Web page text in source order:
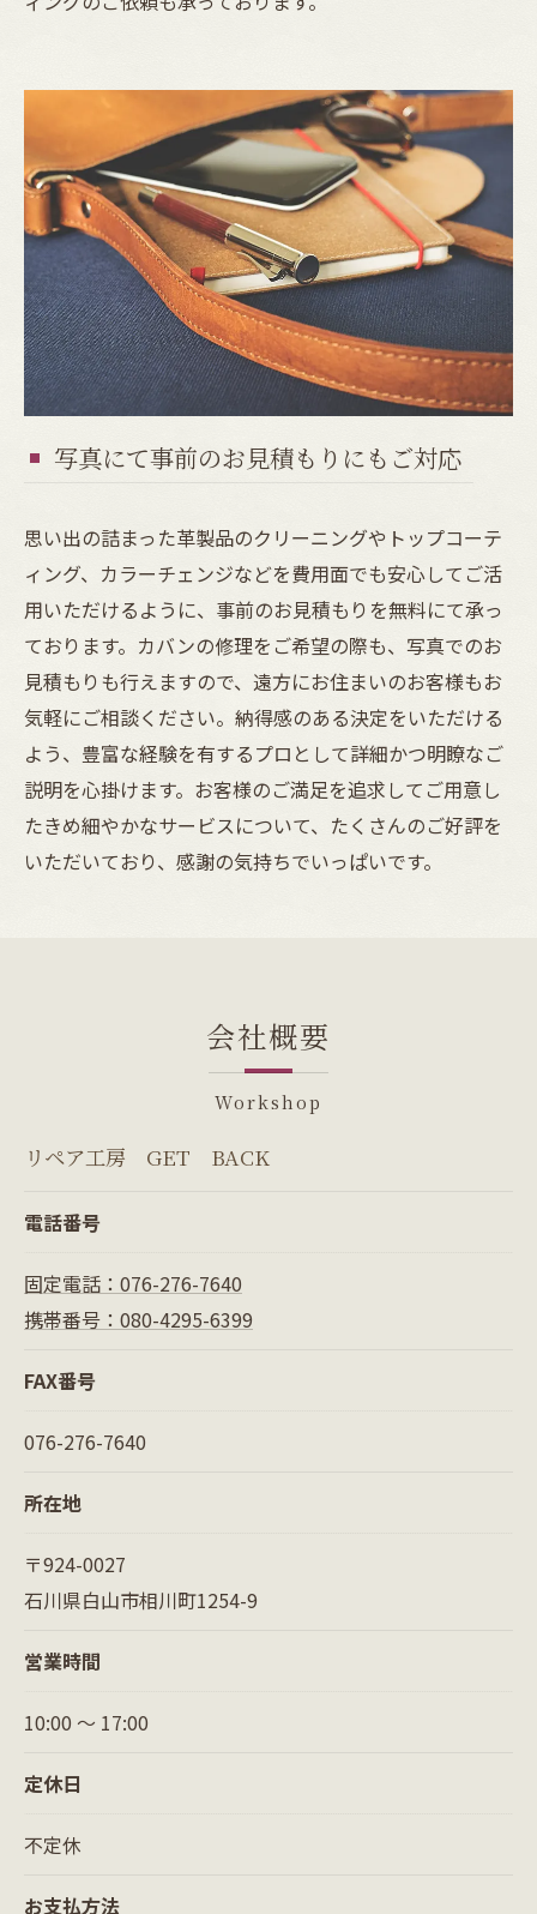
写真にて事前のお見積もりにもご対応
思い出の詰まった革製品のクリーニングやトップコーテ
ィング、カラーチェンジなどを費用面でも安心してご活
用いただけるように、事前のお見積もりを無料にて承っ
ております。カバンの修理をご希望の際も、写真でのお
見積もりも行えますので、遠方にお住まいのお客様もお
気軽にご相談ください。納得感のある決定をいただける
よう、豊富な経験を有するプロとして詳細かつ明瞭なご
説明を心掛けます。お客様のご満足を追求してご用意し
たきめ細やかなサービスについて、たくさんのご好評を
いただいており、感謝の気持ちでいっぱいです。
会社概要
Workshop
リペア工房 GET BACK
電話番号
固定電話：076-276-7640
携帯番号：080-4295-6399
FAX番号
076-276-7640
所在地
〒924-0027
石川県白山市相川町1254-9
営業時間
10:00 〜 17:00
定休日
不定休
お支払方法